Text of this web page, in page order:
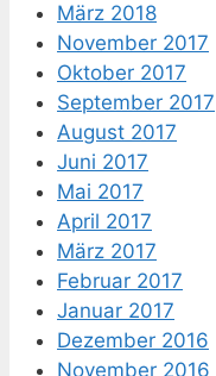
März 2018
November 2017
Oktober 2017
September 2017
August 2017
Juni 2017
Mai 2017
April 2017
März 2017
Februar 2017
Januar 2017
Dezember 2016
November 2016